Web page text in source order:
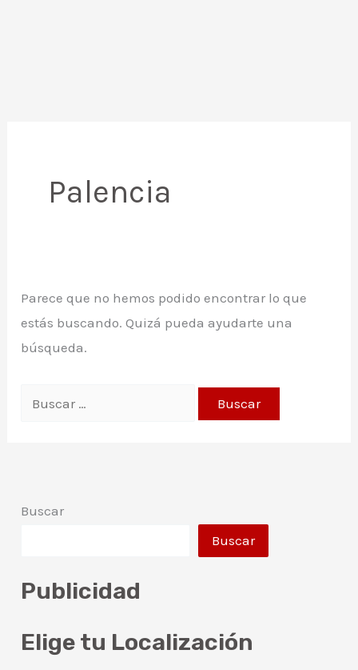
Palencia
Parece que no hemos podido encontrar lo que
estás buscando. Quizá pueda ayudarte una
búsqueda.
Buscar
Buscar
Publicidad
Elige tu Localización